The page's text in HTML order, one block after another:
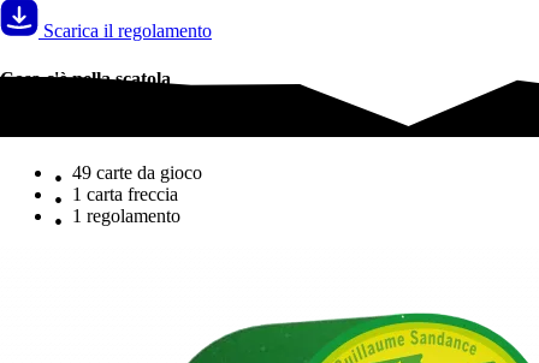
Scarica il regolamento
Cosa c'è nella scatola
49 carte da gioco
1 carta freccia
1 regolamento